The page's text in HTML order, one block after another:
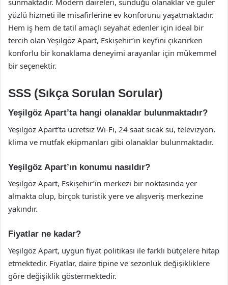
yüzlü hizmeti ile misafirlerine ev konforunu yaşatmaktadır.
Hem iş hem de tatil amaçlı seyahat edenler için ideal bir
tercih olan Yeşilgöz Apart, Eskişehir’in keyfini çıkarırken
konforlu bir konaklama deneyimi arayanlar için mükemmel
bir seçenektir.
SSS (Sıkça Sorulan Sorular)
Yeşilgöz Apart’ta hangi olanaklar bulunmaktadır?
Yeşilgöz Apart’ta ücretsiz Wi-Fi, 24 saat sıcak su, televizyon,
klima ve mutfak ekipmanları gibi olanaklar bulunmaktadır.
Yeşilgöz Apart’ın konumu nasıldır?
Yeşilgöz Apart, Eskişehir’in merkezi bir noktasında yer
almakta olup, birçok turistik yere ve alışveriş merkezine
yakındır.
Fiyatlar ne kadar?
Yeşilgöz Apart, uygun fiyat politikası ile farklı bütçelere hitap
etmektedir. Fiyatlar, daire tipine ve sezonluk değişikliklere
göre değişiklik göstermektedir.